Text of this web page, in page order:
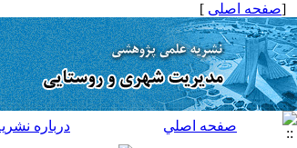
[صفحه اصلی ]
صفحه اصلي درباره